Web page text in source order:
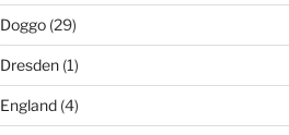
Doggo(29)
Dresden(1)
England(4)